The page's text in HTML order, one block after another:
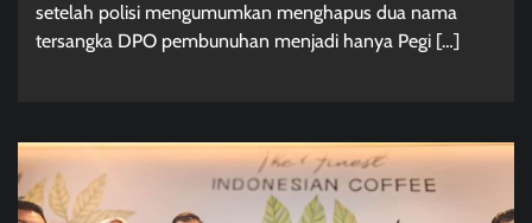
setelah polisi mengumumkan menghapus dua nama
tersangka DPO pembunuhan menjadi hanya Pegi […]